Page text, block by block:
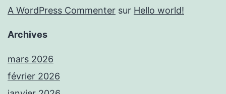
A WordPress Commenter sur Hello world!
Archives
mars 2026
février 2026